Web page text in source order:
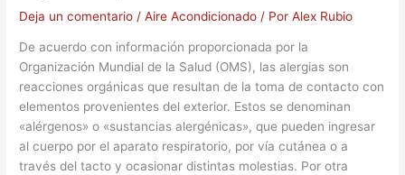
Deja un comentario /Aire Acondicionado / PorAlex Rubio
De acuerdo con información proporcionada por la
Organización Mundial de la Salud (OMS), las alergias son
reacciones orgánicas que resultan de la toma de contacto con
elementos provenientes del exterior. Estos se denominan
«alérgenos» o «sustancias alergénicas», que pueden ingresar
al cuerpo por el aparato respiratorio, por vía cutánea o a
través del tacto y ocasionar distintas molestias. Por otra